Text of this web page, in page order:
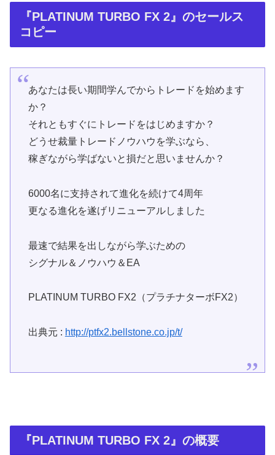
『PLATINUM TURBO FX 2』のセールス
コピー
あなたは長い期間学んでからトレードを始めます
か？
それともすぐにトレードをはじめますか？
どうせ裁量トレードノウハウを学ぶなら、
稼ぎながら学ばないと損だと思いませんか？
6000名に支持されて進化を続けて4周年
更なる進化を遂げリニューアルしました
最速で結果を出しながら学ぶための
シグナル＆ノウハウ＆EA
PLATINUM TURBO FX2（プラチナターボFX2）
出典元 : http://ptfx2.bellstone.co.jp/t/
『PLATINUM TURBO FX 2』の概要